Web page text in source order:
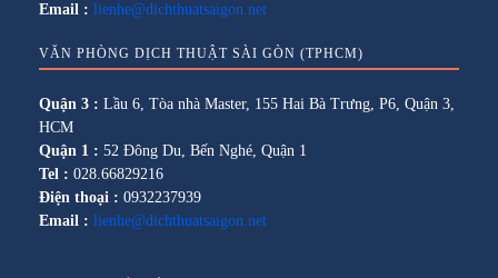
Email : lienhe@dichthuatsaigon.net
VĂN PHÒNG DỊCH THUẬT SÀI GÒN (TPHCM)
Quận 3 : Lầu 6, Tòa nhà Master, 155 Hai Bà Trưng, P6, Quận 3,
HCM
Quận 1 : 52 Đông Du, Bến Nghé, Quận 1
Tel : 028.66829216
Điện thoại : 0932237939
Email : lienhe@dichthuatsaigon.net